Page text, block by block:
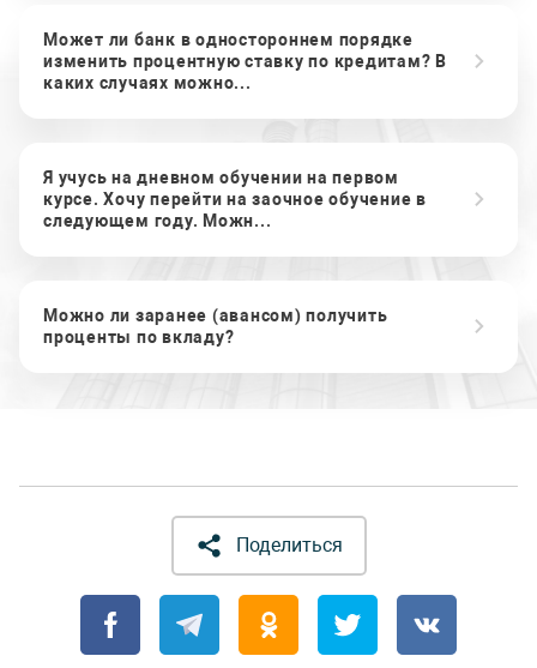
Может ли банк в одностороннем порядке
изменить процентную ставку по кредитам? В
каких случаях можно...
Я учусь на дневном обучении на первом
курсе. Хочу перейти на заочное обучение в
следующем году. Можн...
Можно ли заранее (авансом) получить
проценты по вкладу?
Поделиться